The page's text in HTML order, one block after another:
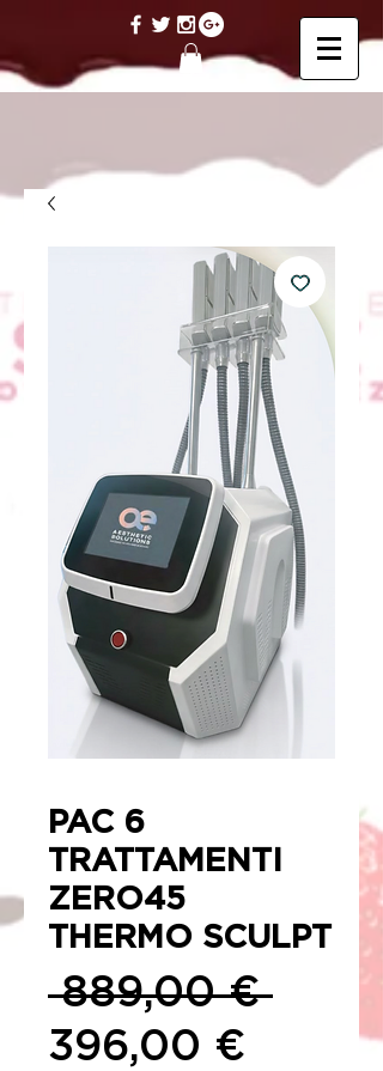
PAC 6
TRATTAMENTI
ZERO45
THERMO SCULPT
889,00 €
396,00 € Prezzo